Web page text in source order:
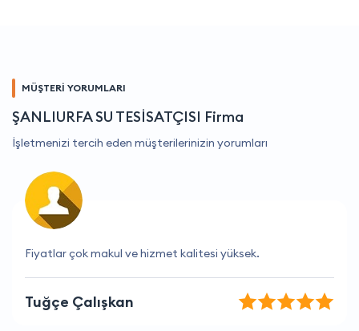
MÜŞTERİ YORUMLARI
ŞANLIURFA SU TESİSATÇISI Firma
İşletmenizi tercih eden müşterilerinizin yorumları
Tam da aradığım hizmeti buldum.
Buse Şahin